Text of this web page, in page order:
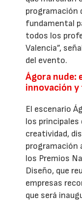
programación
fundamental
todos los
Valencia”,
del evento.
Ágora nude:
innovación
El escenario
los principales
creatividad,
programación
los Premios
Diseño, que
empresas
que será